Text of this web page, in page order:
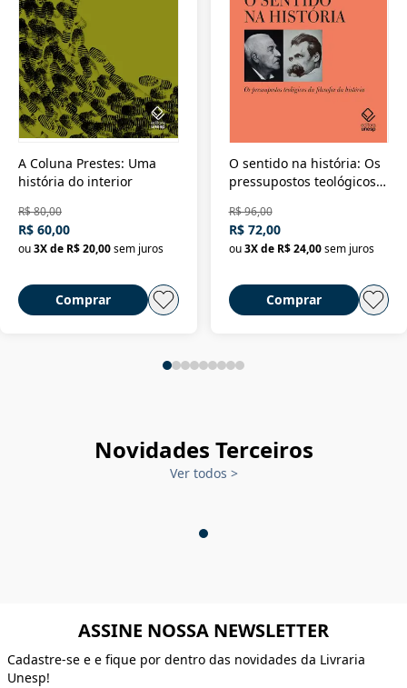
A Coluna Prestes: Uma
história do interior
R$ 80,00
R$ 60,00
ou3X de R$ 20,00sem juros
Comprar
O sentido na história: Os
pressupostos teológicos
R$ 96,00
R$ 72,00
ou 3X de R$ 24,00 sem juros
Comprar
Novidades Terceiros
Ver todos >
ASSINE NOSSA NEWSLETTER
Cadastre-se e e fique por dentro das novidades da Livraria
Unesp!